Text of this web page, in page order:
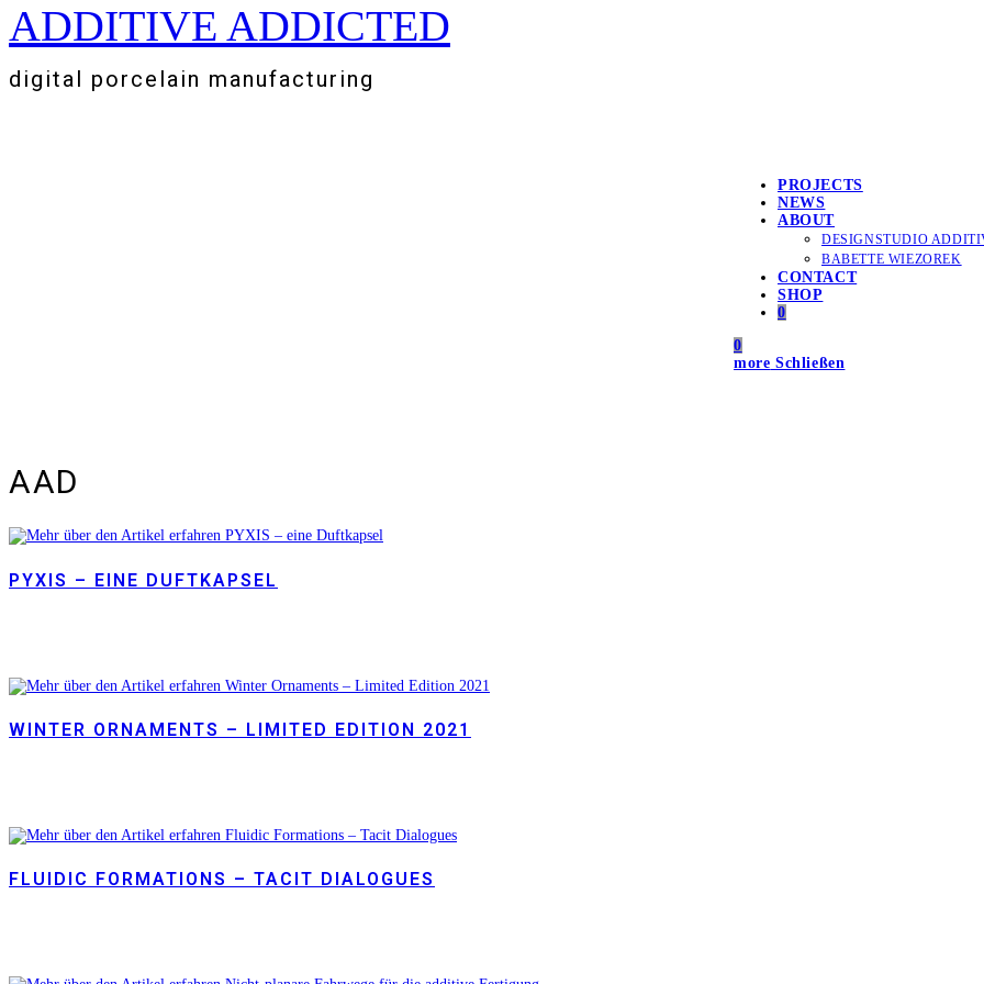
Zum
Inhalt
springen
ADDITIVE ADDICTED
digital porcelain manufacturing
PROJECTS
NEWS
ABOUT
DESIGNSTUDIO
BABETTE WIEZOREK
CONTACT
SHOP
0
0
more Schließen
AAD
PYXIS – EINE DUFTKAPSEL
WINTER ORNAMENTS – LIMITED EDITION 2021
FLUIDIC FORMATIONS – TACIT DIALOGUES